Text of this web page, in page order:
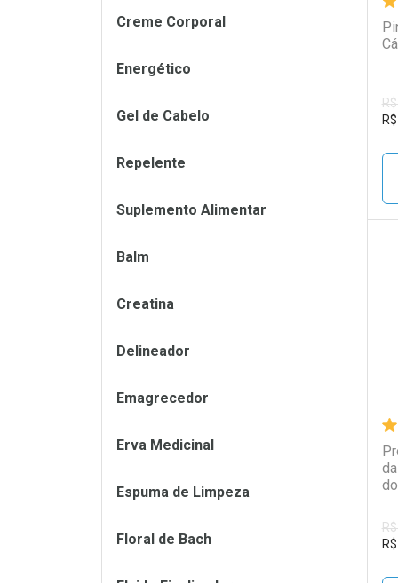
R$
R$
Creme Corporal
Energético
Gel de Cabelo
Repelente
Suplemento Alimentar
Balm
Creatina
Delineador
Emagrecedor
Erva Medicinal
Espuma de Limpeza
Floral de Bach